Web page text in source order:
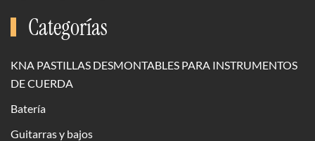
Categorías
KNA PASTILLAS DESMONTABLES PARA INSTRUMENTOS
DE CUERDA
Batería
Guitarras y bajos